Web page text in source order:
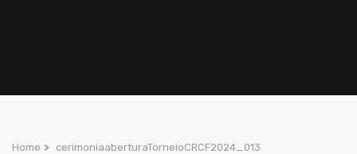
Home > cerimoniaaberturaTorneioCRCF2024_013